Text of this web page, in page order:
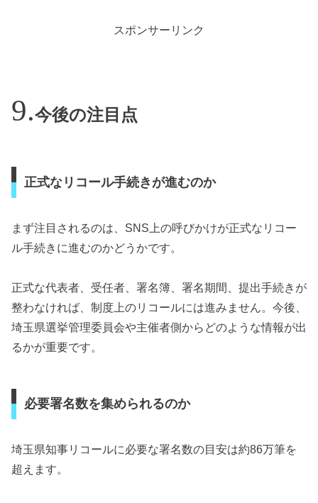
スポンサーリンク
今後の注目点
正式なリコール手続きが進むのか
まず注目されるのは、SNS上の呼びかけが正式なリコー
ル手続きに進むのかどうかです。
正式な代表者、受任者、署名簿、署名期間、提出手続きが
整わなければ、制度上のリコールには進みません。今後、
埼玉県選挙管理委員会や主催者側からどのような情報が出
るかが重要です。
必要署名数を集められるのか
埼玉県知事リコールに必要な署名数の目安は約86万筆を
超えます。